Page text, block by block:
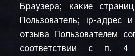
Браузера; какие
Пользователь; ip-адрес
отзыва Пользователем
соответствии с п. 4